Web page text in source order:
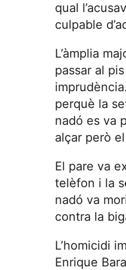
qual
culpable
L’àmplia
passar al
perquè la
nadó es va
alçar però
El pare va
telèfon i la
nadó va
contra la
L’homicidi
Enrique